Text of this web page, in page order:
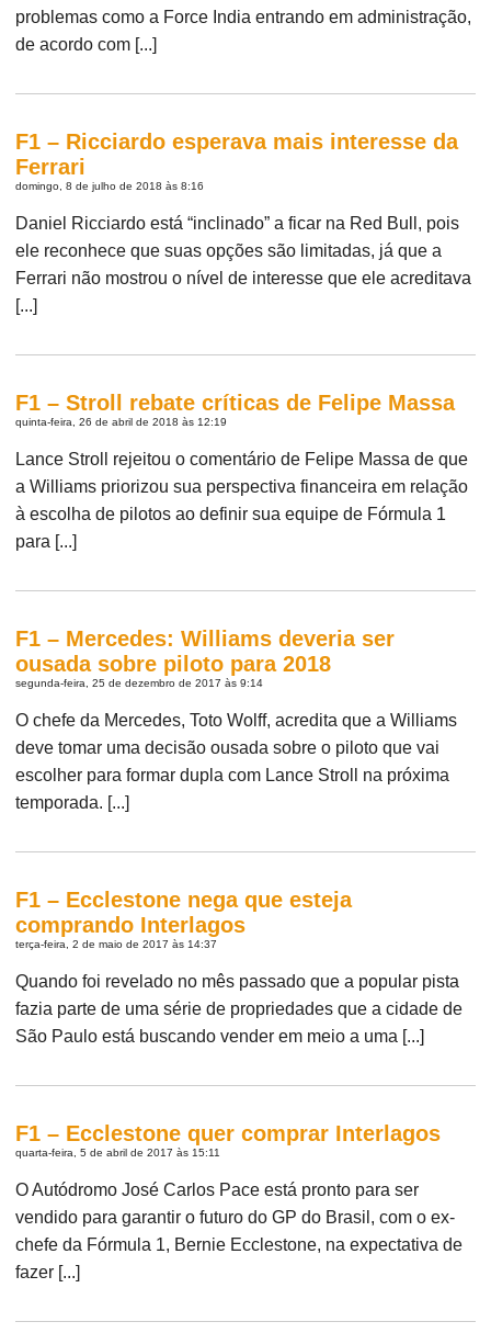
problemas como a Force India entrando em administração,
de acordo com [...]
F1 – Ricciardo esperava mais interesse da
Ferrari
domingo, 8 de julho de 2018 às 8:16
Daniel Ricciardo está “inclinado” a ficar na Red Bull, pois
ele reconhece que suas opções são limitadas, já que a
Ferrari não mostrou o nível de interesse que ele acreditava
[...]
F1 – Stroll rebate críticas de Felipe Massa
quinta-feira, 26 de abril de 2018 às 12:19
Lance Stroll rejeitou o comentário de Felipe Massa de que
a Williams priorizou sua perspectiva financeira em relação
à escolha de pilotos ao definir sua equipe de Fórmula 1
para [...]
F1 – Mercedes: Williams deveria ser
ousada sobre piloto para 2018
segunda-feira, 25 de dezembro de 2017 às 9:14
O chefe da Mercedes, Toto Wolff, acredita que a Williams
deve tomar uma decisão ousada sobre o piloto que vai
escolher para formar dupla com Lance Stroll na próxima
temporada. [...]
F1 – Ecclestone nega que esteja
comprando Interlagos
terça-feira, 2 de maio de 2017 às 14:37
Quando foi revelado no mês passado que a popular pista
fazia parte de uma série de propriedades que a cidade de
São Paulo está buscando vender em meio a uma [...]
F1 – Ecclestone quer comprar Interlagos
quarta-feira, 5 de abril de 2017 às 15:11
O Autódromo José Carlos Pace está pronto para ser
vendido para garantir o futuro do GP do Brasil, com o ex-
chefe da Fórmula 1, Bernie Ecclestone, na expectativa de
fazer [...]